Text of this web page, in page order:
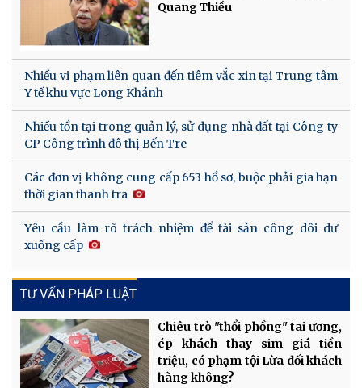
Quang Thiều
Nhiều vi phạm liên quan đến tiêm vắc xin tại Trung tâm
Y tế khu vực Long Khánh
Nhiều tồn tại trong quản lý, sử dụng nhà đất tại Công ty
CP Công trình đô thị Bến Tre
Các đơn vị không cung cấp 653 hồ sơ, buộc phải gia hạn
thời gian thanh tra
Yêu cầu làm rõ trách nhiệm để tài sản công dôi dư
xuống cấp
TƯ VẤN PHÁP LUẬT
Chiêu trò "thổi phồng" tai ương,
ép khách thay sim giá tiền
triệu, có phạm tội Lừa dối khách
hàng không?